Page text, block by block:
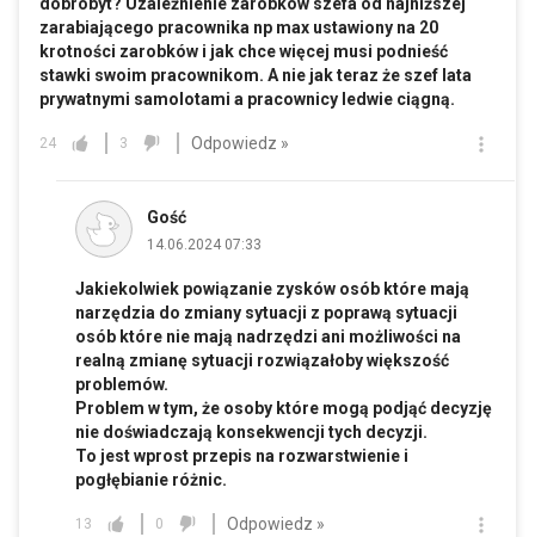
dobrobyt? Uzależnienie zarobków szefa od najniższej
zarabiającego pracownika np max ustawiony na 20
krotności zarobków i jak chce więcej musi podnieść
stawki swoim pracownikom. A nie jak teraz że szef lata
prywatnymi samolotami a pracownicy ledwie ciągną.
24 3 Odpowiedz »
Gość
14.06.2024 07:33
Jakiekolwiek powiązanie zysków osób które mają
narzędzia do zmiany sytuacji z poprawą sytuacji
osób które nie mają nadrzędzi ani możliwości na
realną zmianę sytuacji rozwiązałoby większość
problemów.
Problem w tym, że osoby które mogą podjąć decyzję
nie doświadczają konsekwencji tych decyzji.
To jest wprost przepis na rozwarstwienie i
pogłębianie różnic.
13 0 Odpowiedz »